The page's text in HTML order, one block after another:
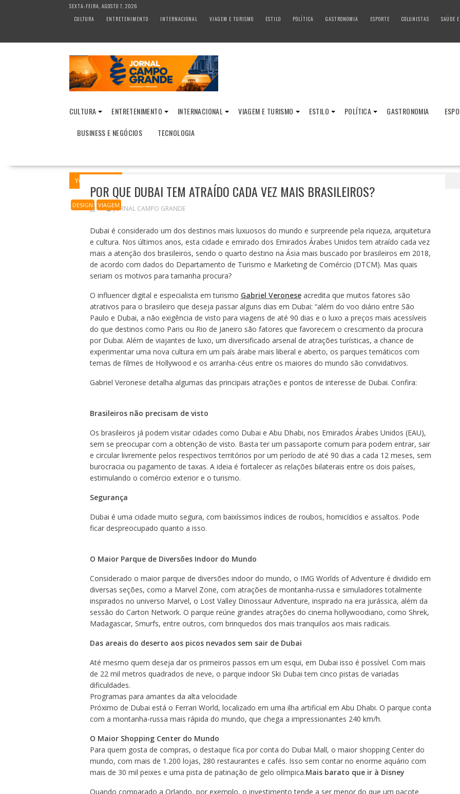
SEXTA-FEIRA, AGOSTO 7, 2026
CULTURA
ENTRETENIMENTO INTERNACIONAL VIAGEM E TURISMO ESTILO POLÍTICA GASTRONOMIA ESPORTE COLUNISTAS SAÚDE
CULTURA ENTRETENIMENTO INTERNACIONAL VIAGEM E TURISMO ESTILO POLÍTICA GASTRONOMIA
BUSINESS E NEGÓCIOS
TECNOLOGIA
You are here
DESIGN VIAGEM
POR QUE DUBAI TEM ATRAÍDO CADA VEZ MAIS BRASILEIROS?
JORNAL CAMPO GRANDE
Dubai é considerado um dos destinos mais luxuosos do mundo e surpreende pela riqueza, arquitetura
e cultura. Nos últimos anos, esta cidade e emirado dos Emirados Árabes Unidos tem atraído cada vez
mais a atenção dos brasileiros, sendo o quarto destino na Ásia mais buscado por brasileiros em 2018,
de acordo com dados do Departamento de Turismo e Marketing de Comércio (DTCM). Mas quais
seriam os motivos para tamanha procura?
O influencer digital e especialista em turismo Gabriel Veroneseacredita que muitos fatores são
atrativos para o brasileiro que deseja passar alguns dias em Dubai: “além do voo diário entre São
Paulo e Dubai, a não exigência de visto para viagens de até 90 dias e o luxo a preços mais acessíveis
do que destinos como Paris ou Rio de Janeiro são fatores que favorecem o crescimento da procura
por Dubai. Além de viajantes de luxo, um diversificado arsenal de atrações turísticas, a chance de
experimentar uma nova cultura em um país árabe mais liberal e aberto, os parques temáticos com
temas de filmes de Hollywood e os arranha-céus entre os maiores do mundo são convidativos.
Gabriel Veronese detalha algumas das principais atrações e pontos de interesse de Dubai. Confira:
Brasileiros não precisam de visto
Os brasileiros já podem visitar cidades como Dubai e Abu Dhabi, nos Emirados Árabes Unidos (EAU),
sem se preocupar com a obtenção de visto. Basta ter um passaporte comum para podem entrar, sair
e circular livremente pelos respectivos territórios por um período de até 90 dias a cada 12 meses, sem
burocracia ou pagamento de taxas. A ideia é fortalecer as relações bilaterais entre os dois países,
estimulando o comércio exterior e o turismo.
Segurança
Dubai é uma cidade muito segura, com baixíssimos índices de roubos, homicídios e assaltos. Pode
ficar despreocupado quanto a isso.
O Maior Parque de Diversões Indoor do Mundo
Considerado o maior parque de diversões indoor do mundo, o IMG Worlds of Adventure é dividido em
diversas seções, como a Marvel Zone, com atrações de montanha-russa e simuladores totalmente
inspirados no universo Marvel, o Lost Valley Dinossaur Adventure, inspirado na era jurássica, além da
sessão do Carton Network. O parque reúne grandes atrações do cinema hollywoodiano, como Shrek,
Madagascar, Smurfs, entre outros, com brinquedos dos mais tranquilos aos mais radicais.
Das areais do deserto aos picos nevados sem sair de Dubai
Até mesmo quem deseja dar os primeiros passos em um esqui, em Dubai isso é possível. Com mais
de 22 mil metros quadrados de neve, o parque indoor Ski Dubai tem cinco pistas de variadas
dificuldades.
Programas para amantes da alta velocidade
Próximo de Dubai está o Ferrari World, localizado em uma ilha artificial em Abu Dhabi. O parque conta
com a montanha-russa mais rápida do mundo, que chega a impressionantes 240 km/h.
O Maior Shopping Center do Mundo
Para quem gosta de compras, o destaque fica por conta do Dubai Mall, o maior shopping Center do
mundo, com mais de 1.200 lojas, 280 restaurantes e cafés. Isso sem contar no enorme aquário com
mais de 30 mil peixes e uma pista de patinação de gelo olímpica.Mais barato que ir à Disney
Quando comparado a Orlando, por exemplo, o investimento tende a ser menor do que um pacote